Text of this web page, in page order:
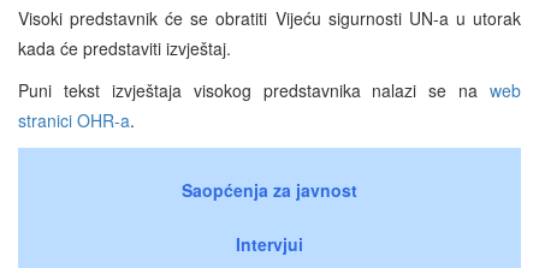
Visoki predstavnik će se obratiti Vijeću sigurnosti UN-a u utorak
kada će predstaviti izvještaj.
Puni tekst izvještaja visokog predstavnika nalazi se na web
stranici OHR-a.
Saopćenja za javnost
Intervjui